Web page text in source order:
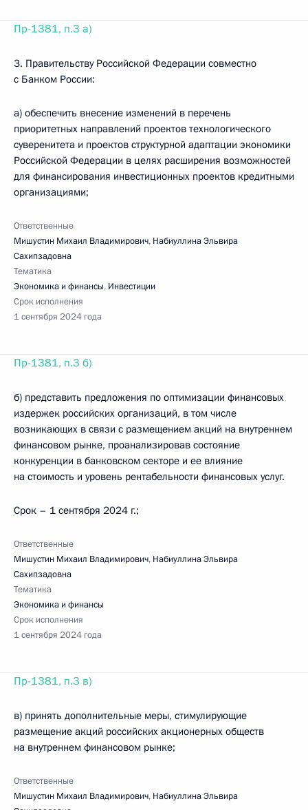
Пр-1381, п.3 а)
3. Правительству Российской Федерации совместно
с Банком России:
а) обеспечить внесение изменений в перечень
приоритетных направлений проектов технологического
суверенитета и проектов структурной адаптации экономики
Российской Федерации в целях расширения возможностей
для финансирования инвестиционных проектов кредитными
организациями;
Ответственные
Мишустин Михаил Владимирович, Набиуллина Эльвира
Сахипзадовна
Тематика
Экономика и финансы, Инвестиции
Срок исполнения
1 сентября 2024 года
Пр-1381, п.3 б)
б) представить предложения по оптимизации финансовых
издержек российских организаций, в том числе
возникающих в связи с размещением акций на внутреннем
финансовом рынке, проанализировав состояние
конкуренции в банковском секторе и ее влияние
на стоимость и уровень рентабельности финансовых услуг.
Срок – 1 сентября 2024 г.;
Ответственные
Мишустин Михаил Владимирович, Набиуллина Эльвира
Сахипзадовна
Тематика
Экономика и финансы
Срок исполнения
1 сентября 2024 года
Пр-1381, п.3 в)
в) принять дополнительные меры, стимулирующие
размещение акций российских акционерных обществ
на внутреннем финансовом рынке;
Ответственные
Мишустин Михаил Владимирович, Набиуллина Эльвира